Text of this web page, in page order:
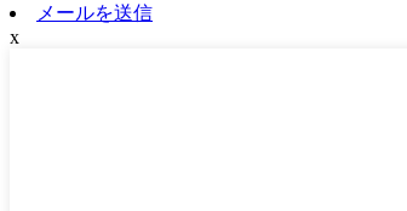
メールを送信
x